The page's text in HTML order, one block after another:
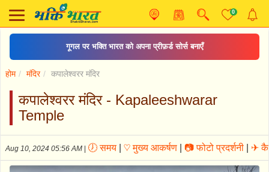
0
गूगल पर भक्ति भारत को अपना प्रीफ़र्ड सोर्स बनाएँ
होम मंदिर कपालेश्वरर मंदिर
कपालेश्वरर मंदिर - Kapaleeshwarar
Temple
Aug 10, 2024 05:56 AM 🕖 समय ♡ मुख्य आकर्षण 📷 फोटो प्रदर्शनी ✈